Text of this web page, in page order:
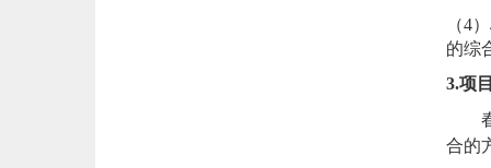
（4）
的综
3.项
春
合的